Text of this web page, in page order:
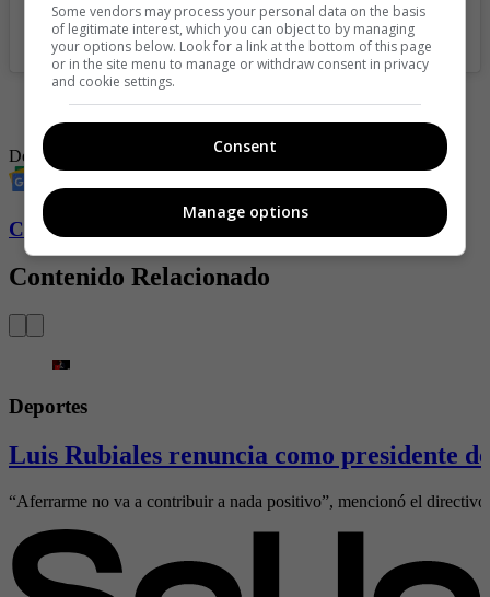
A post shared by Jakub Jankto (@jakubjanktojr)
Los mundiales también bautizan
Deportes
Revista SoHo
Conozca más de Soho aquí
Contenido Relacionado
Deportes
Luis Rubiales renuncia como presidente
“Aferrarme no va a contribuir a nada positivo”, mencionó el directivo
Some vendors may process your personal data on the basis
of legitimate interest, which you can object to by managing
your options below. Look for a link at the bottom of this page
or in the site menu to manage or withdraw consent in privacy
and cookie settings.
Consent
Manage options